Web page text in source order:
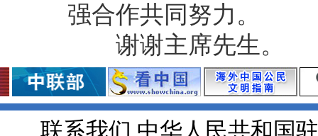
强合作共同努力。
谢谢主席先生。
联系我们 中华人民共和国